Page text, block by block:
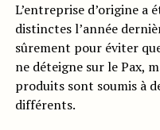
L’entreprise d’origine a
distinctes l’année
sûrement pour éviter
ne déteigne sur le Pax,
produits sont soumis à
différents.